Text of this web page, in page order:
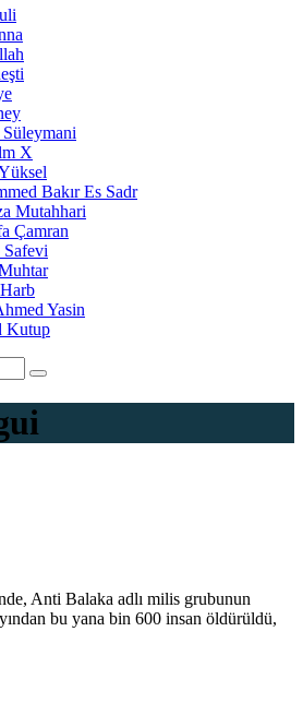
Süleymani
X
Bakır Es Sadr
Mutahhari
Çamran
Yasin
Kutup
Anti Balaka adlı milis grubunun
bu yana bin 600 insan öldürüldü,